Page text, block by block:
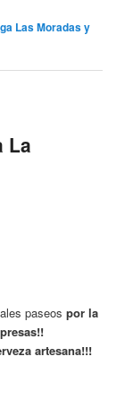
Las Moradas y
La
paseospor la
artesana!!!